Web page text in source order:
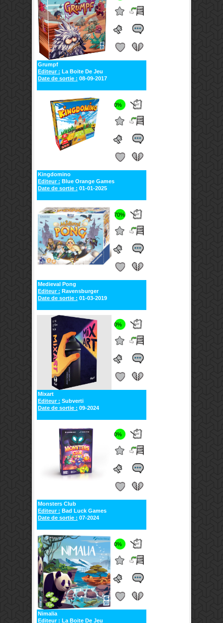
Grumpf
Editeur : La Boite De Jeu
Date de sortie : 08-09-2017
0%
Kingdomino
Editeur : Blue Orange Games
Date de sortie : 01-01-2025
70%
Medieval Pong
Editeur : Ravensburger
Date de sortie : 01-03-2019
0%
Mixart
Editeur : Subverti
Date de sortie : 09-2024
0%
Monsters Club
Editeur : Bad Luck Games
Date de sortie : 07-2024
0%
Nimalia
Editeur : La Boite De Jeu